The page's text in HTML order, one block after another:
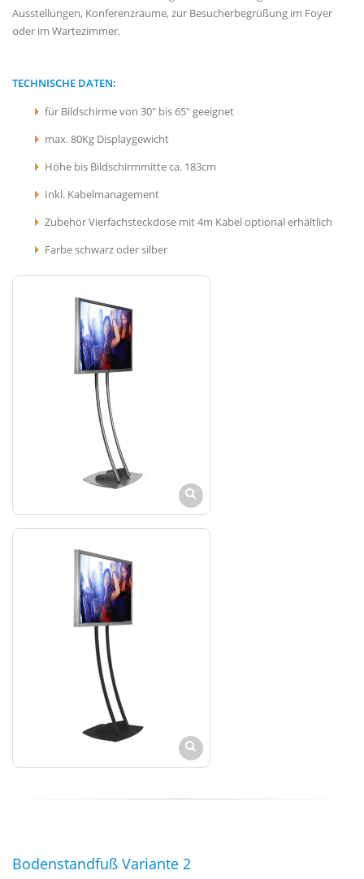
Ausstellungen, Konferenzräume, zur Besucherbegrüßung im Foyer
oder im Wartezimmer.
TECHNISCHE DATEN:
für Bildschirme von 30" bis 65" geeignet
max. 80Kg Displaygewicht
Höhe bis Bildschirmmitte ca. 183cm
Inkl. Kabelmanagement
Zubehör Vierfachsteckdose mit 4m Kabel optional erhältlich
Farbe schwarz oder silber
Bodenstandfuß Variante 2